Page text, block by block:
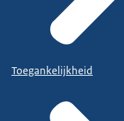
Toegankelijkheid